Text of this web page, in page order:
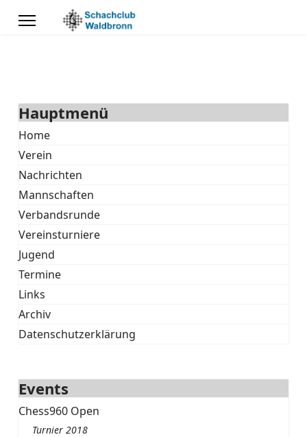
Hauptmenü
Home
Verein
Nachrichten
Mannschaften
Verbandsrunde
Vereinsturniere
Jugend
Termine
Links
Archiv
Datenschutzerklärung
Events
Chess960 Open
Turnier 2018